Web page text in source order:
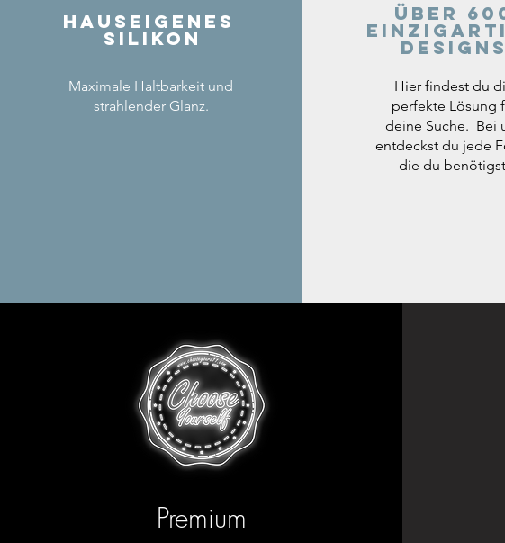
Hauseigenes
Silikon
Maximale Haltbarkeit und
strahlender Glanz.
Über
Designs
Hier findest du
perfekte Lösung
deine Suche. Bei
entdeckst du jede
die du
Premium